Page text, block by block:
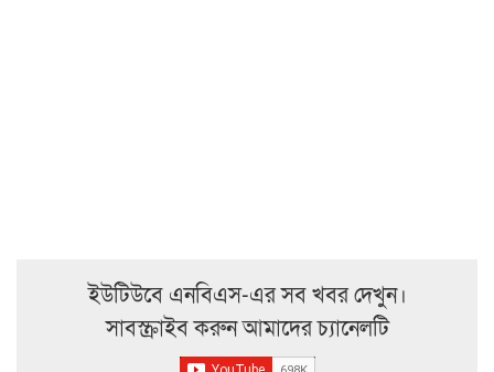
ইউটিউবে এনবিএস-এর সব খবর দেখুন।
সাবস্ক্রাইব করুন আমাদের চ্যানেলটি